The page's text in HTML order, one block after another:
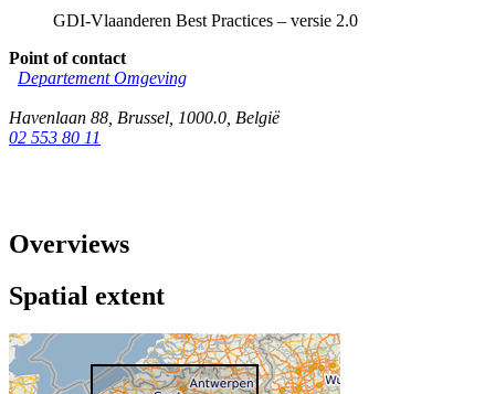
GDI-Vlaanderen Best Practices – versie 2.0
Point of contact
Departement Omgeving
Havenlaan 88 Brussel 1000.0 België
02 553 80 11
Overviews
Spatial extent